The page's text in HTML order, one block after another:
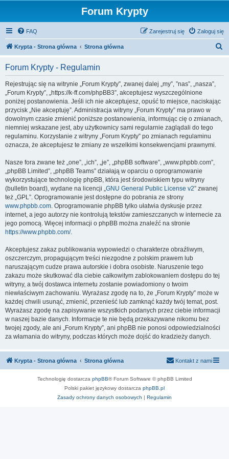
Forum Krypty
FAQ Zaloguj się
Zarejestruj się
Krypta - Strona główna Strona główna
Forum Krypty - Regulamin
Rejestrując się na witrynie „Forum Krypty”, zwanej dalej „my”, ”nas”, „nasza”,
„Forum Krypty”, „https://k-ff.com/phpBB3”, akceptujesz wyszczególnione
poniżej postanowienia. Jeśli ich nie akceptujesz, opuść to miejsce, naciskając
przycisk „Nie akceptuję”. Administracja witryny „Forum Krypty” ma prawo w
dowolnym czasie zmienić poniższe postanowienia, informując cię o zmianach,
niemniej wskazane jest, aby użytkownicy sami regularnie zaglądali do tego
regulaminu. Korzystanie z witryny „Forum Krypty” po zmianach regulaminu
oznacza, że akceptujesz te zmiany ze wszelkimi konsekwencjami prawnymi.
Nasze fora zwane też „one”, „ich”, „je”, „phpBB software”, „www.phpbb.com”,
„phpBB Limited”, „phpBB Teams” działają w oparciu o oprogramowanie
wykorzystujące technologię phpBB, która jest środowiskiem typu witryny
(bulletin board), wydane na licencji „GNU General Public License v2” zwanej
też „GPL”. Oprogramowanie jest dostępne do pobrania ze strony
www.phpbb.com. Oprogramowanie phpBB tylko ułatwia dyskusje przez
internet, a jego autorzy nie kontrolują tekstów zamieszczanych w internecie za
jego pomocą. Więcej informacji o phpBB można znaleźć na stronie
https://www.phpbb.com/.
Akceptujesz zakaz publikowania wypowiedzi o charakterze obraźliwym,
oszczerczym, propagującym treści niezgodne z polskim prawem lub
naruszającym cudze prawa autorskie i dobra osobiste. Naruszenie tego
zakazu może skutkować dla ciebie całkowitym zablokowaniem dostępu do tej
witryny, a twój dostawca internetu zostanie powiadomiony o twoim
niewłaściwym zachowaniu. Wyrażasz zgodę na to, że „Forum Krypty” może w
każdej chwili usunąć, zmienić, przenieść lub zamknąć każdy twój temat, post.
Wyrażasz zgodę na zapisywanie wszystkich podanych przez ciebie informacji
w naszej bazie danych. Informacje te nie będą przekazywane nikomu bez
twojej zgody, ale ani „Forum Krypty”, ani phpBB nie ponosi odpowiedzialności
za włamania do witryny, podczas których może dojść do kradzieży danych.
Krypta - Strona główna Strona główna Kontakt z nami
Technologię dostarcza phpBB® Forum Software © phpBB Limited
Polski pakiet językowy dostarcza phpBB.pl
Zasady ochrony danych osobowych | Regulamin